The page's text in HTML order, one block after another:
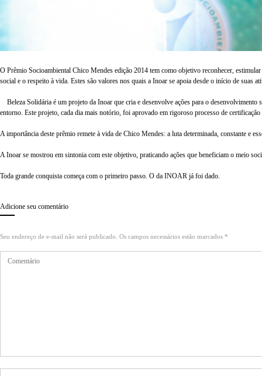
O Prêmio Socioambiental Chico Mendes edição 2014 tem como objetivo reconhecer,
social e o respeito à vida. Estes são valores nos quais a Inoar se apoia desde o início de suas
Beleza Solidária é um projeto da Inoar que cria e desenvolve ações para o desenvolvimento
entorno. Este projeto, cada dia mais notório, foi aprovado em rigoroso processo de
A importância deste prêmio remete à vida de Chico Mendes: a luta determinada, constante e
A Inoar se mostrou em sintonia com este objetivo, praticando ações que beneficiam o meio
Toda grande conquista começa com o primeiro passo. O da INOAR já foi dado.
Adicione seu comentário
Seu endereço de e-mail não será publicado. Os campos necessários estão marcados *